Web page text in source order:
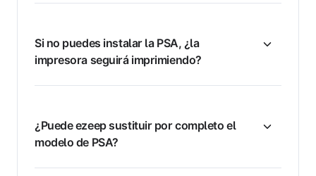
Si no puedes instalar la PSA, ¿la
impresora seguirá imprimiendo?
¿Puede ezeep sustituir por completo el
modelo de PSA?